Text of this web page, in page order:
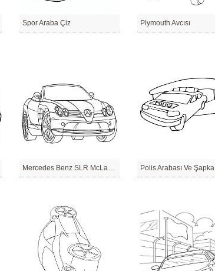
Spor Araba Çiz Plymouth Avcısı
Mercedes Benz SLR McLaren Polis Arabası Ve Şapka